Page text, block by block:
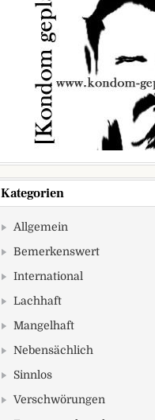
Kategorien
Allgemein
Bemerkenswert
International
Lachhaft
Mangelhaft
Nebensächlich
Sinnlos
Verschwörungen